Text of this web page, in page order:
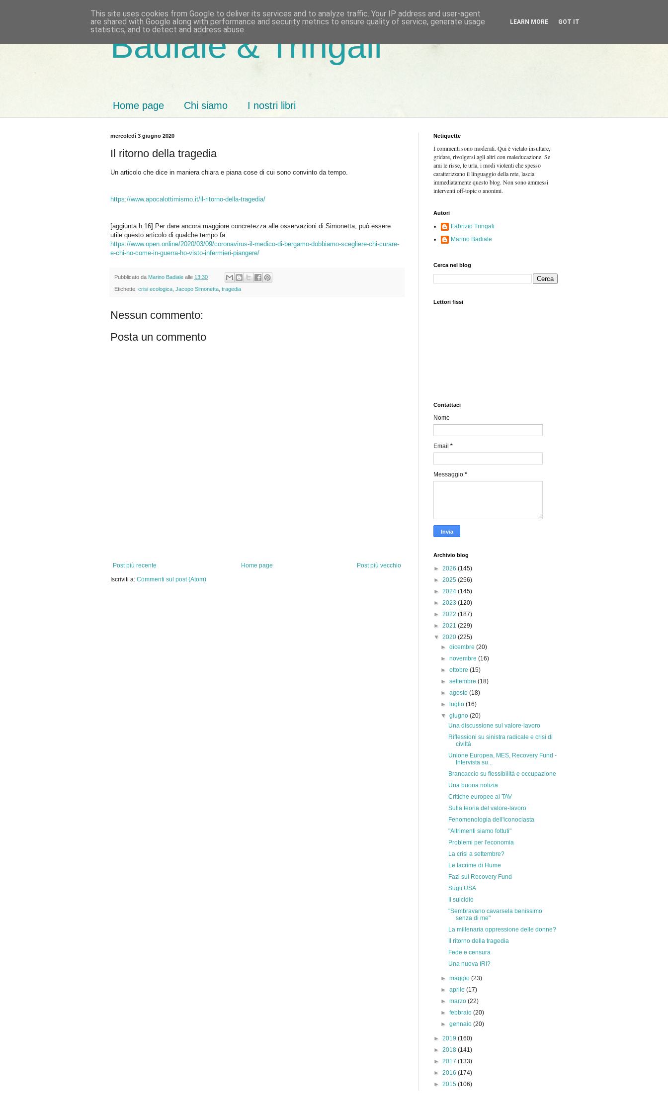
Badiale & Tringali
Home page Chi siamo I nostri libri
mercoledì 3 giugno 2020
Il ritorno della tragedia
Un articolo che dice in maniera chiara e piana cose di cui sono convinto da tempo.
https://www.apocalottimismo.it/il-ritorno-della-tragedia/
[aggiunta h.16] Per dare ancora maggiore concretezza alle osservazioni di Simonetta, può essere
utile questo articolo di qualche tempo fa:
https://www.open.online/2020/03/09/coronavirus-il-medico-di-bergamo-dobbiamo-scegliere-chi-curare-
e-chi-no-come-in-guerra-ho-visto-infermieri-piangere/
Pubblicato da Marino Badiale alle 13:30
Etichette: crisi ecologica Jacopo Simonetta tragedia
Nessun commento:
Posta un commento
Post più recente Post più vecchio
Home page
Iscriviti a: Commenti sul post (Atom)
Netiquette
I commenti sono moderati. Qui è vietato insultare,
gridare, rivolgersi agli altri con maleducazione. Se
ami le risse, le urla, i modi violenti che spesso
caratterizzano il linguaggio della rete, lascia
immediatamente questo blog. Non sono ammessi
interventi off-topic o anonimi.
Autori
Fabrizio Tringali
Marino Badiale
Cerca nel blog
Lettori fissi
Contattaci
Nome
Email *
Messaggio *
Archivio blog
► 2026 (145)
► 2025 (256)
► 2024 (145)
► 2023 (120)
► 2022 (187)
► 2021 (229)
▼ 2020 (225)
►dicembre(20)
►novembre(16)
►ottobre(15)
►settembre(18)
►agosto(18)
►
luglio(16)
▼giugno(20)
Una discussione sul valore-lavoro
Riflessioni su sinistra radicale e crisi di
civiltà
Unione Europea, MES, Recovery Fund -
Intervista su...
Brancaccio su flessibilità e occupazione
Una buona notizia
Critiche europee al TAV
Sulla teoria del valore-lavoro
Fenomenologia dell'iconoclasta
"Altrimenti siamo fottuti"
Problemi per l'economia
La crisi a settembre?
Le lacrime di Hume
Fazi sul Recovery Fund
Sugli USA
Il suicidio
"Sembravano cavarsela benissimo
senza di me"
La millenaria oppressione delle donne?
Il ritorno della tragedia
Fede e censura
Una nuova IRI?
►maggio(23)
►aprile(17)
►marzo(22)
►febbraio(20)
►gennaio(20)
► 2019 (160)
► 2018 (141)
► 2017 (133)
► 2016 (174)
► 2015 (106)
This site uses cookies from Google to deliver its services and to analyze traffic. Your IP address and user-agent
are shared with Google along with performance and security metrics to ensure quality of service, generate usage
statistics, and to detect and address abuse.
LEARN MORE GOT IT